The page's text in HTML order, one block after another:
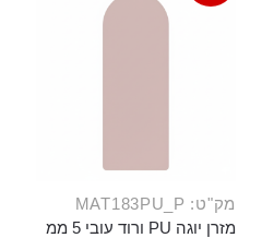
מק"ט: MAT183PU_P
מזרן יוגה PU ורוד עובי 5 ממ